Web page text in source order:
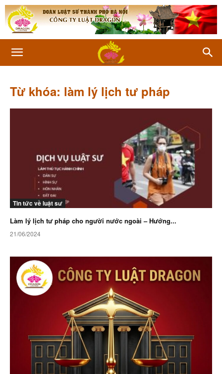
Từ khóa: làm lý lịch tư pháp
Tin tức về luật sư
Làm lý lịch tư pháp cho người nước ngoài – Hướng...
21/06/2024